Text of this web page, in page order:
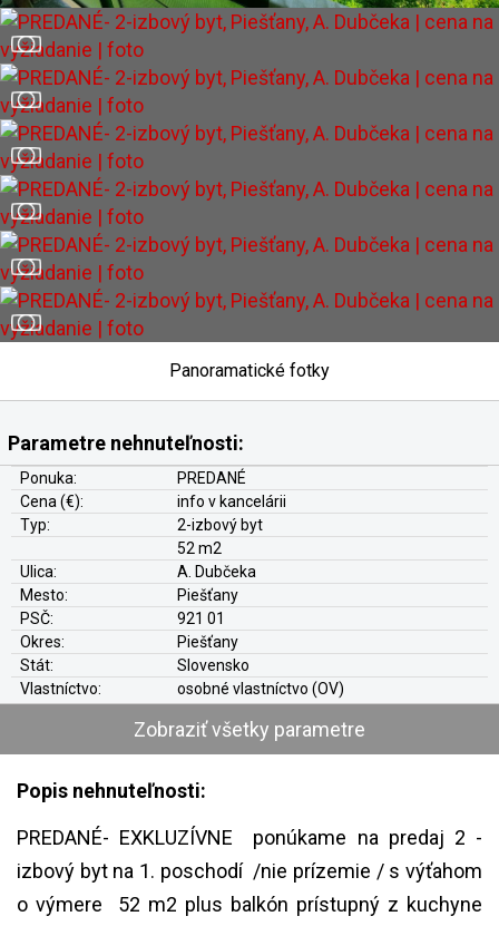
Panoramatické fotky
Parametre nehnuteľnosti:
Ponuka:
PREDANÉ
Cena (€):
info v kancelárii
Typ:
2-izbový byt
52 m2
Ulica:
A. Dubčeka
Mesto:
Piešťany
PSČ:
921 01
Okres:
Piešťany
Stát:
Slovensko
Vlastníctvo:
osobné vlastníctvo (OV)
Zobraziť všetky parametre
Popis nehnuteľnosti:
PREDANÉ- EXKLUZÍVNE ponúkame na predaj 2 -
izbový byt na 1. poschodí /nie prízemie / s výťahom
o výmere 52 m2 plus balkón prístupný z kuchyne